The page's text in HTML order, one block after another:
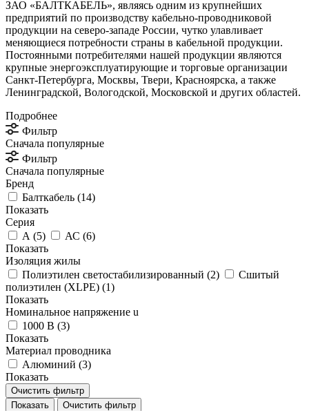
ЗАО «БАЛТКАБЕЛЬ», являясь одним из крупнейших
предприятий по производству кабельно-проводниковой
продукции на северо-западе России, чутко улавливает
меняющиеся потребности страны в кабельной продукции.
Постоянными потребителями нашей продукции являются
крупные энергоэксплуатирующие и торговые организации
Санкт-Петербурга, Москвы, Твери, Красноярска, а также
Ленинградской, Вологодской, Московской и других областей.
Подробнее
Фильтр
Сначала популярные
Фильтр
Сначала популярные
Бренд
Балткабель (14)
Показать
Серия
А (5) АС (6)
Показать
Изоляция жилы
Полиэтилен светостабилизированный (2)
Сшитый
полиэтилен (XLPE) (1)
Показать
Номинальное напряжение u
1000 В (3)
Показать
Материал проводника
Алюминий (3)
Показать
Очистить фильтр
Очистить фильтр